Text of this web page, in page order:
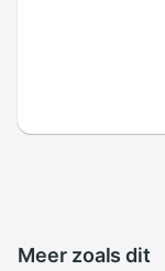
Meer zoals dit